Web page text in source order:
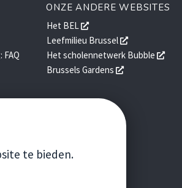
te bieden.
ONZE ANDERE WEBSITES
Het BEL
opent
een
nieuw
venster
Leefmilieu Brussel
opent
een
Het scholennetwerk Bubble
opent
Brussels Gardens
opent